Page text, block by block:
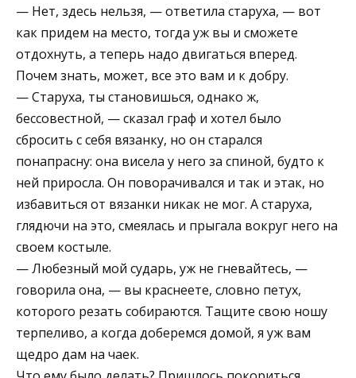
— Нет, здесь нельзя, — ответила старуха, — вот
как придем на место, тогда уж вы и сможете
отдохнуть, а теперь надо двигаться вперед.
Почем знать, может, все это вам и к добру.
— Старуха, ты становишься, однако ж,
бессовестной, — сказал граф и хотел было
сбросить с себя вязанку, но он старался
понапрасну: она висела у него за спиной, будто к
ней приросла. Он поворачивался и так и этак, но
избавиться от вязанки никак не мог. А старуха,
глядючи на это, смеялась и прыгала вокруг него на
своем костыле.
— Любезный мой сударь, уж не гневайтесь, —
говорила она, — вы краснеете, словно петух,
которого резать собираются. Тащите свою ношу
терпеливо, а когда доберемся домой, я уж вам
щедро дам на чаек.